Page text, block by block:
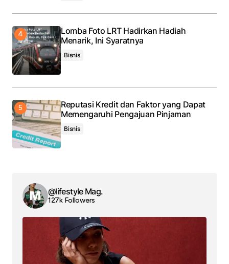
Lomba Foto LRT Hadirkan Hadiah
Menarik, Ini Syaratnya
Bisnis
Reputasi Kredit dan Faktor yang Dapat
Memengaruhi Pengajuan Pinjaman
Bisnis
@lifestyle Mag.
127k Followers